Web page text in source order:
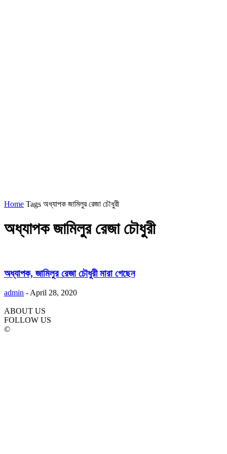
Home Tags অধ্যাপক জামিলুর রেজা চৌধুরী
অধ্যাপক জামিলুর রেজা চৌধুরী
অধ্যাপক, জামিলুর রেজা চৌধুরী মারা গেছেন
admin - April 28, 2020
ABOUT US
FOLLOW US
©